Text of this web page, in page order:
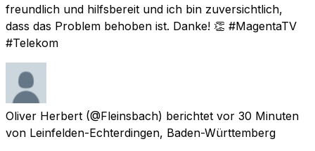
freundlich und hilfsbereit und ich bin zuversichtlich,
dass das Problem behoben ist. Danke! 👏 #MagentaTV
#Telekom
Oliver Herbert (@Fleinsbach) berichtet vor 30 Minuten
von Leinfelden-Echterdingen, Baden-Württemberg